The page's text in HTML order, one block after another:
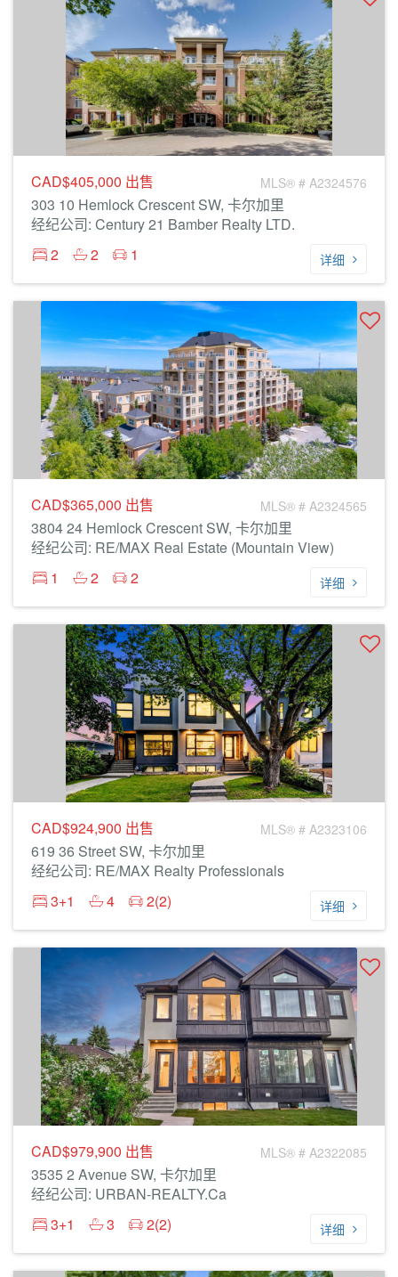
CAD$405,000 出售 MLS® # A2324576
303 10 Hemlock Crescent SW, 卡尔加里
经纪公司: Century 21 Bamber Realty LTD.
2
2 1 详细
CAD$365,000 出售 MLS® # A2324565
3804 24 Hemlock Crescent SW, 卡尔加里
经纪公司: RE/MAX Real Estate (Mountain View)
1
2 2 详细
CAD$924,900 出售 MLS® # A2323106
619 36 Street SW, 卡尔加里
经纪公司: RE/MAX Realty Professionals
3+1
4 2(2) 详细
CAD$979,900 出售 MLS® # A2322085
3535 2 Avenue SW, 卡尔加里
经纪公司: URBAN-REALTY.ca
3+1
3 2(2) 详细